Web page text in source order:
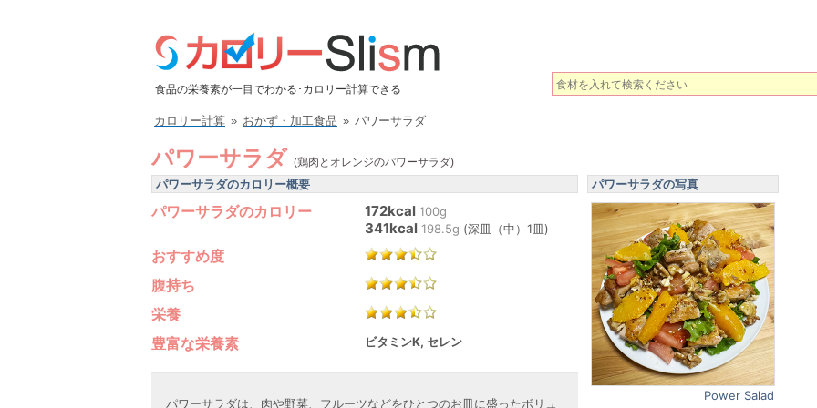
食品の栄養素が一目でわかる･カロリー計算できる
カロリー計算 » おかず・加工食品 » パワーサラダ
パワーサラダ (鶏肉とオレンジのパワーサラダ)
パワーサラダのカロリー概要
パワーサラダのカロリー 172kcal 100g
341kcal 198.5g (深皿（中）1皿)
おすすめ度
腹持ち
栄養
豊富な栄養素
ビタミンK, セレン
パワーサラダは、肉や野菜、フルーツなどをひとつのお皿に盛ったボリュ
パワーサラダの写真
Power Salad